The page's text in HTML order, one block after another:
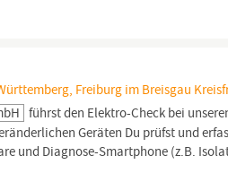
Freiburg im Breisgau
führst den Elektro-Check bei
Geräten Du prüfst und
und Diagnose-Smartphone (z.B.